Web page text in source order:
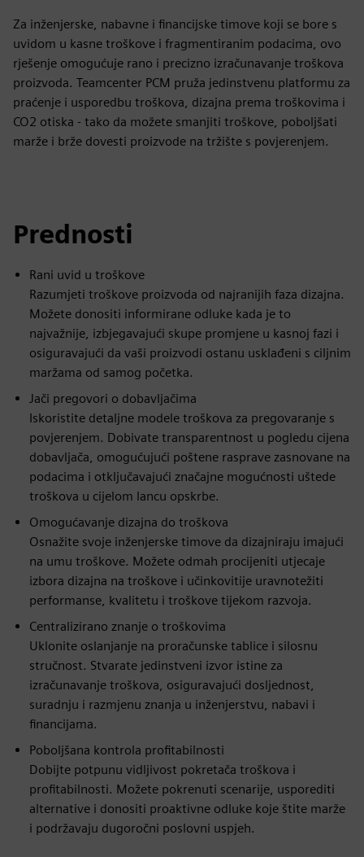
Za inženjerske, nabavne i financijske timove koji se bore s
uvidom u kasne troškove i fragmentiranim podacima, ovo
rješenje omogućuje rano i precizno izračunavanje troškova
proizvoda. Teamcenter PCM pruža jedinstvenu platformu za
praćenje i usporedbu troškova, dizajna prema troškovima i
CO2 otiska - tako da možete smanjiti troškove, poboljšati
marže i brže dovesti proizvode na tržište s povjerenjem.
Prednosti
Rani uvid u troškove
Razumjeti troškove proizvoda od najranijih faza dizajna.
Možete donositi informirane odluke kada je to
najvažnije, izbjegavajući skupe promjene u kasnoj fazi i
osiguravajući da vaši proizvodi ostanu usklađeni s ciljnim
maržama od samog početka.
Jači pregovori o dobavljačima
Iskoristite detaljne modele troškova za pregovaranje s
povjerenjem. Dobivate transparentnost u pogledu cijena
dobavljača, omogućujući poštene rasprave zasnovane na
podacima i otključavajući značajne mogućnosti uštede
troškova u cijelom lancu opskrbe.
Omogućavanje dizajna do troškova
Osnažite svoje inženjerske timove da dizajniraju imajući
na umu troškove. Možete odmah procijeniti utjecaje
izbora dizajna na troškove i učinkovitije uravnotežiti
performanse, kvalitetu i troškove tijekom razvoja.
Centralizirano znanje o troškovima
Uklonite oslanjanje na proračunske tablice i silosnu
stručnost. Stvarate jedinstveni izvor istine za
izračunavanje troškova, osiguravajući dosljednost,
suradnju i razmjenu znanja u inženjerstvu, nabavi i
financijama.
Poboljšana kontrola profitabilnosti
Dobijte potpunu vidljivost pokretača troškova i
profitabilnosti. Možete pokrenuti scenarije, usporediti
alternative i donositi proaktivne odluke koje štite marže
i podržavaju dugoročni poslovni uspjeh.